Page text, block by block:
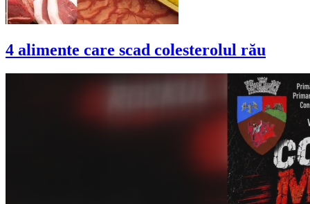
4 alimente care scad colesterolul rău